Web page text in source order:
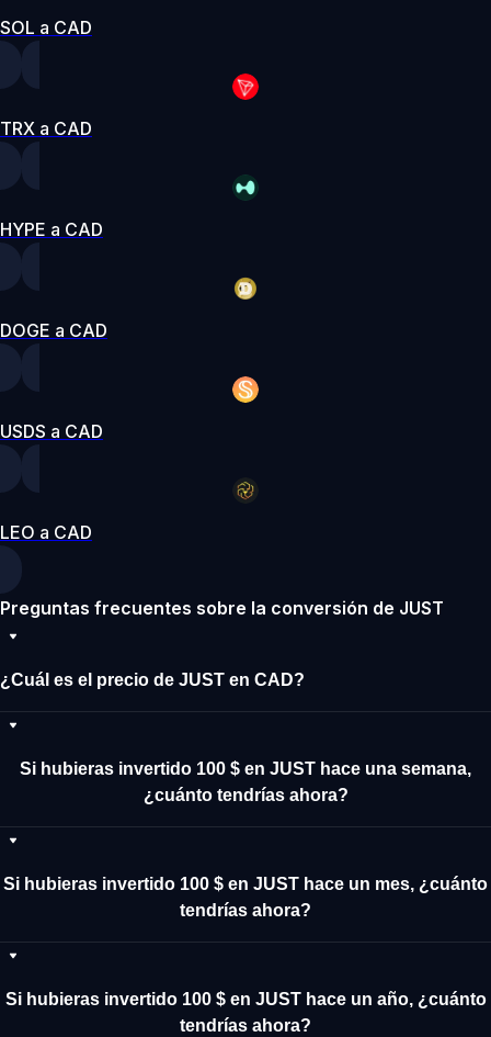
SOL a CAD
TRX a CAD
HYPE a CAD
DOGE a CAD
USDS a CAD
LEO a CAD
Preguntas frecuentes sobre la conversión de JUST
¿Cuál es el precio de JUST en CAD?
Si hubieras invertido 100 $ en JUST hace una semana,
¿cuánto tendrías ahora?
Si hubieras invertido 100 $ en JUST hace un mes, ¿cuánto
tendrías ahora?
Si hubieras invertido 100 $ en JUST hace un año, ¿cuánto
tendrías ahora?